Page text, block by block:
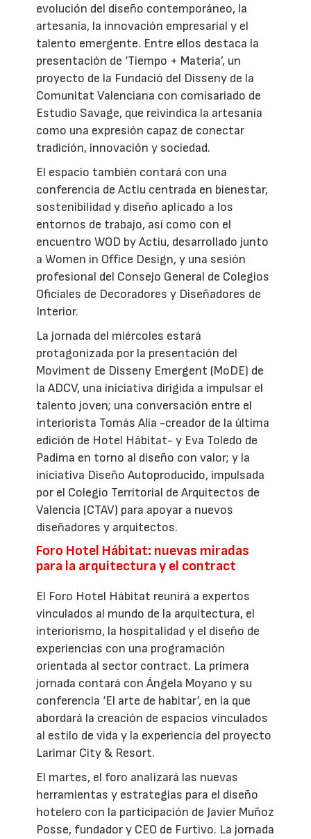
evolución del diseño contemporáneo, la
artesanía, la innovación empresarial y el
talento emergente. Entre ellos destaca la
presentación de ‘Tiempo + Materia’, un
proyecto de la Fundació del Disseny de la
Comunitat Valenciana con comisariado de
Estudio Savage, que reivindica la artesanía
como una expresión capaz de conectar
tradición, innovación y sociedad.
El espacio también contará con una
conferencia de Actiu centrada en bienestar,
sostenibilidad y diseño aplicado a los
entornos de trabajo, así como con el
encuentro WOD by Actiu, desarrollado junto
a Women in Office Design, y una sesión
profesional del Consejo General de Colegios
Oficiales de Decoradores y Diseñadores de
Interior.
La jornada del miércoles estará
protagonizada por la presentación del
Moviment de Disseny Emergent (MoDE) de
la ADCV, una iniciativa dirigida a impulsar el
talento joven; una conversación entre el
interiorista Tomás Alía -creador de la última
edición de Hotel Hábitat- y Eva Toledo de
Padima en torno al diseño con valor; y la
iniciativa Diseño Autoproducido, impulsada
por el Colegio Territorial de Arquitectos de
Valencia (CTAV) para apoyar a nuevos
diseñadores y arquitectos.
Foro Hotel Hábitat: nuevas miradas
para la arquitectura y el contract
El Foro Hotel Hábitat reunirá a expertos
vinculados al mundo de la arquitectura, el
interiorismo, la hospitalidad y el diseño de
experiencias con una programación
orientada al sector contract. La primera
jornada contará con Ángela Moyano y su
conferencia ‘El arte de habitar’, en la que
abordará la creación de espacios vinculados
al estilo de vida y la experiencia del proyecto
Larimar City & Resort.
El martes, el foro analizará las nuevas
herramientas y estrategias para el diseño
hotelero con la participación de Javier Muñoz
Posse, fundador y CEO de Furtivo. La jornada